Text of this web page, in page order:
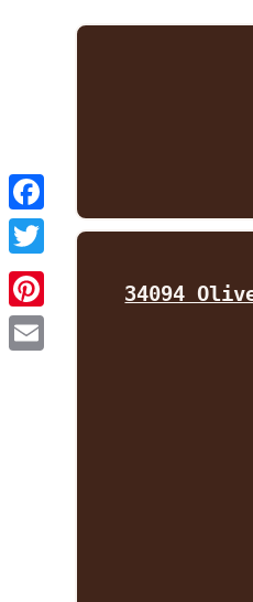
Facebook
Twitter
34094